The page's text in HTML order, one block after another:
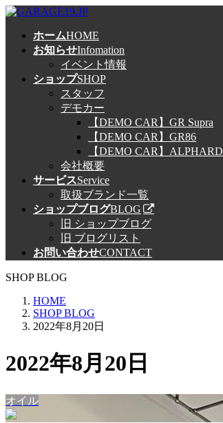
コ
ナ
ホームHOME
お知らせInfomation
イベント情報
ショップSHOP
スタッフ
デモカー
【DEMO CAR】GR Supra
【DEMO CAR】GR86
【DEMO CAR】ALPHARD
会社概要
サービスService
取扱ブランド一覧
ショップブログBLOG
旧 ショップブログ
旧 ブログリスト
お問い合わせCONTACT
SHOP BLOG
HOME
SHOP BLOG
2022年8月20日
2022年8月20日
オイル